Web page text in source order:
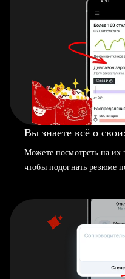
Вы знаете всё о
Можете посмотреть на их
чтобы подогнать резюме